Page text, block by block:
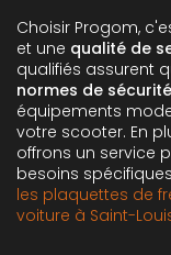
Choisir Progom,
et une qualité de
qualifiés assurent
normes de sécurité
équipements
votre scooter. En
offrons un service
besoins
les plaquettes de
voiture à Saint-